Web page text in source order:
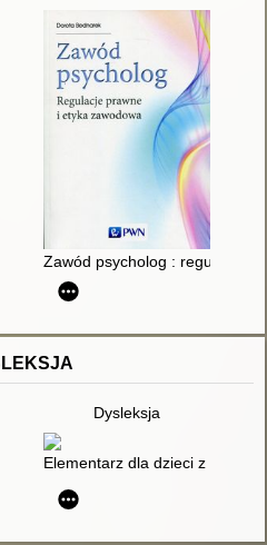
bezrobotnych
Zawód psycholog : regulacje
w szkole
Dysleksja
mają problem z
Elementarz dla dzieci z
dysleksją : stymulacja lewej